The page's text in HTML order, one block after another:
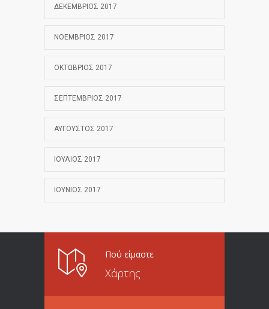
ΔΕΚΈΜΒΡΙΟΣ 2017
ΝΟΈΜΒΡΙΟΣ 2017
ΟΚΤΏΒΡΙΟΣ 2017
ΣΕΠΤΈΜΒΡΙΟΣ 2017
ΑΎΓΟΥΣΤΟΣ 2017
ΙΟΎΛΙΟΣ 2017
ΙΟΎΝΙΟΣ 2017
Πού είμαστε
Χάρτης